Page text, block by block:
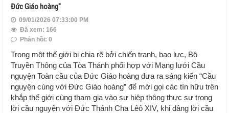
Đức Giáo hoàng"
09/01/2026 07:33:00 PM
Đã xem: 166
Phản hồi: 0
Trong một thế giới bị chia rẽ bởi chiến tranh, bạo lực, Bộ
Truyền Thông của Tòa Thánh phối hợp với Mạng lưới Cầu
nguyện Toàn cầu của Đức Giáo hoàng đưa ra sáng kiến “Cầu
nguyện cùng với Đức Giáo hoàng” để mời gọi các tín hữu trên
khắp thế giới cùng tham gia vào sự hiệp thông thực sự trong
lời cầu nguyện với Đức Thánh Cha Lêô XIV, khi dâng lời cầu